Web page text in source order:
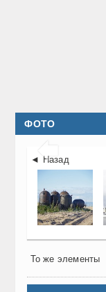
ФОТО

◄ Назад
То же элементы